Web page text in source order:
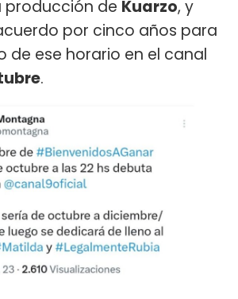
producción de Kuarzo, y
por cinco años para
de ese horario en el canal
.